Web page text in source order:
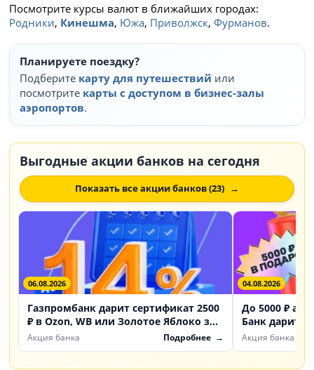
Посмотрите курсы валют в ближайших городах:
Родники, Кинешма, Южа, Приволжск,Фурманов.
Планируете поездку?
Подберите карту для путешествий или
посмотрите карты с доступом в бизнес-залы
аэропортов.
Выгодные акции банков на сегодня
Показать все акции банков (23)
06.08.2026
Газпромбанк дарит сертификат 2500
₽ в Ozon, WB или Золотое Яблоко за
счет «Доходный»
Акция банка Подробнее
04.08.2026
До 5000 ₽
Банк дарит
инвестиции
Акция банка